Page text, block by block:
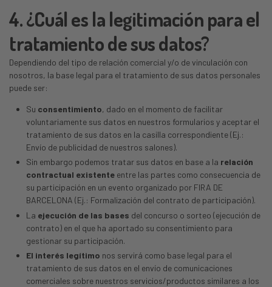
4. ¿Cuál es la legitimación para el
tratamiento de sus datos?
Dependiendo del tipo de relación comercial y/o de vinculación con
nosotros, la base legal para el tratamiento de sus datos personales
puede ser:
Su consentimiento, dado en el momento de facilitar
voluntariamente sus datos en nuestros formularios y aceptar el
tratamiento de sus datos en la casilla correspondiente (Ej.:
Envío de publicidad de nuestros salones).
Sin embargo podemos tratar sus datos en base a la relación
contractual existente entre las partes como consecuencia de
su participación en un evento organizado por FIRA DE
BARCELONA (Ej.: Formalización del contrato de participación).
La ejecución de las bases del concurso o sorteo (ejecución de
contrato) en el que ha aportado su consentimiento para
gestionar su participación.
El interés legítimo nos servirá como base legal para el
tratamiento de sus datos en el envío de comunicaciones
comerciales sobre nuestros servicios/productos similares a los